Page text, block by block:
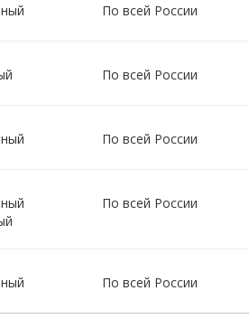
По всей России
По всей России
По всей России
По всей России
По всей России